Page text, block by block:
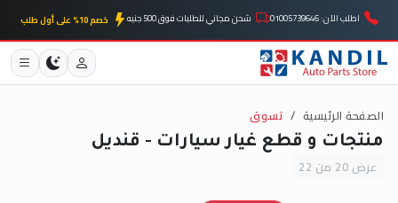
اطلب الآن: 01005739646 شحن مجاني للطلبات فوق 500 جنيه خصم 10% على أول طلب
الصفحة الرئيسية تسوق
منتجات و قطع غيار سيارات - قنديل
عرض 20 من 22